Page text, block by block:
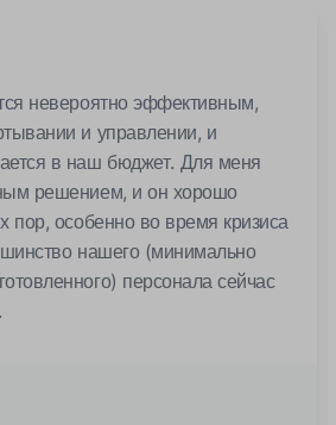
невероятно эффективным,
и управлении, и
в наш бюджет. Для меня
решением, и он хорошо
пор, особенно во время кризиса
нашего (минимально
персонала сейчас